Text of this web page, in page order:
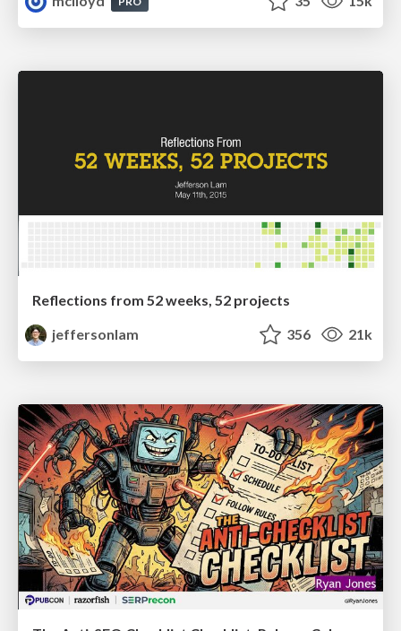
Reflections from 52 weeks, 52 projects
jeffersonlam
356 21k